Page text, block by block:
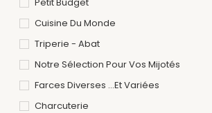
Cuisine Du Monde
Triperie - Abat
Notre Sélection Pour Vos Mijotés
Farces Diverses ...et Variées
Charcuterie